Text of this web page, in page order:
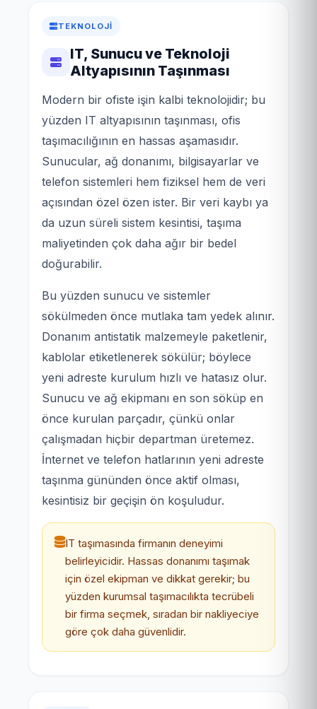
TEKNOLOJI
IT, Sunucu ve Teknoloji
Altyapısının Taşınması
Modern bir ofiste işin kalbi teknolojidir; bu
yüzden IT altyapısının taşınması, ofis
taşımacılığının en hassas aşamasıdır.
Sunucular, ağ donanımı, bilgisayarlar ve
telefon sistemleri hem fiziksel hem de veri
açısından özel özen ister. Bir veri kaybı ya
da uzun süreli sistem kesintisi, taşıma
maliyetinden çok daha ağır bir bedel
doğurabilir.
Bu yüzden sunucu ve sistemler
sökülmeden önce mutlaka tam yedek alınır.
Donanım antistatik malzemeyle paketlenir,
kablolar etiketlenerek sökülür; böylece
yeni adreste kurulum hızlı ve hatasız olur.
Sunucu ve ağ ekipmanı en son söküp en
önce kurulan parçadır, çünkü onlar
çalışmadan hiçbir departman üretemez.
İnternet ve telefon hatlarının yeni adreste
taşınma gününden önce aktif olması,
kesintisiz bir geçişin ön koşuludur.
IT taşımasında firmanın deneyimi
belirleyicidir. Hassas donanımı taşımak
için özel ekipman ve dikkat gerekir; bu
yüzden kurumsal taşımacılıkta tecrübeli
bir firma seçmek, sıradan bir nakliyeciye
göre çok daha güvenlidir.